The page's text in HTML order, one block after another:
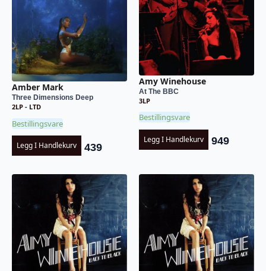
Amber Mark
Three Dimensions Deep
2LP - LTD
Bestillingsvare
Legg I Handlekurv 439
Amy Winehouse
At The BBC
3LP
Bestillingsvare
Legg I Handlekurv 949